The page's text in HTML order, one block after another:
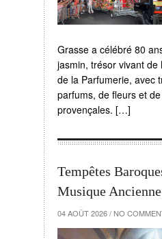
Grasse a célébré 80
jasmin, trésor vivant de
de la Parfumerie, avec
parfums, de fleurs et
provençales. […]
Tempêtes
Musique
04 AOÛT 2026 / NO